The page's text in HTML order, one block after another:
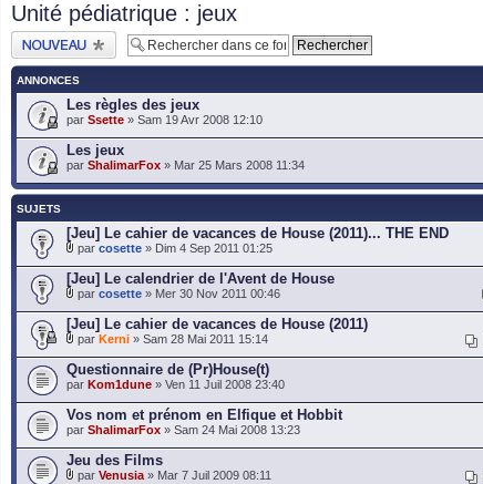
Unité pédiatrique : jeux
Publier un nouveau
sujet
ANNONCES
Les règles des jeux
par Ssette » Sam 19 Avr 2008 12:10
Les jeux
par ShalimarFox » Mar 25 Mars 2008 11:34
SUJETS
[Jeu] Le cahier de vacances de House (2011)... THE END
par cosette » Dim 4 Sep 2011 01:25
[Jeu] Le calendrier de l'Avent de House
par cosette » Mer 30 Nov 2011 00:46
[Jeu] Le cahier de vacances de House (2011)
par Kerni » Sam 28 Mai 2011 15:14
Questionnaire de (Pr)House(t)
par Kom1dune » Ven 11 Juil 2008 23:40
Vos nom et prénom en Elfique et Hobbit
par ShalimarFox » Sam 24 Mai 2008 13:23
Jeu des Films
par Venusia » Mar 7 Juil 2009 08:11